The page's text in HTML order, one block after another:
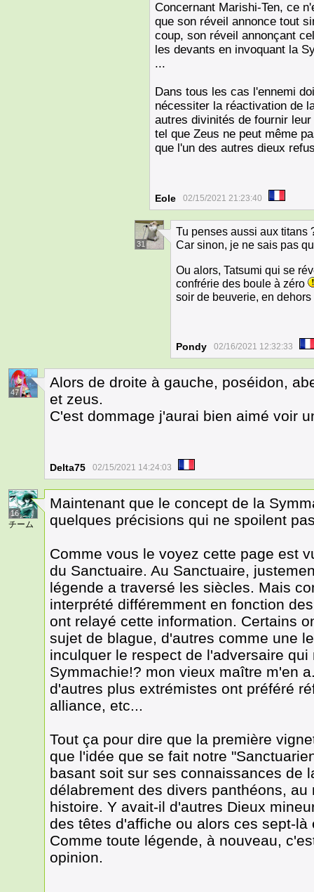
Concernant Marishi-Ten, ce
que son réveil annonce tout
coup, son réveil annonçant
les devants en invoquant la
...
Dans tous les cas l'ennemi
nécessiter la réactivation de
autres divinités de fournir
tel que Zeus ne peut même
que l'un des autres dieux
Eole 02/15/2021 21:23:40
31
Tu penses aussi aux titans
Car sinon, je ne sais pas
Ou alors, Tatsumi qui se
confrérie des boule à zéro
soir de beuverie, en
Pondy 02/16/2021 12:32:33
47
Alors de droite à gauche, poséidon,
et zeus.
C'est dommage j'aurai bien aimé voir
Delta75 02/15/2021 14:24:03
16
チーム
Maintenant que le concept de la
quelques précisions qui ne spoilent
Comme vous le voyez cette page est
du Sanctuaire. Au Sanctuaire,
légende a traversé les siècles. Mais
interprété différemment en fonction
ont relayé cette information. Certains
sujet de blague, d'autres comme une
inculquer le respect de l'adversaire
Symmachie!? mon vieux maître m'en
d'autres plus extrémistes ont préféré
alliance, etc...
Tout ça pour dire que la première
que l'idée que se fait notre
basant soit sur ses connaissances de
délabrement des divers panthéons,
histoire. Y avait-il d'autres Dieux
des têtes d'affiche ou alors ces sept-
Comme toute légende, à nouveau,
opinion.